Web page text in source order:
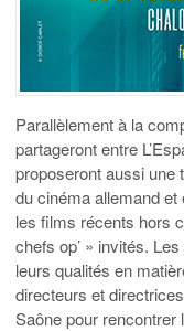
Parallèlement à la
partageront entre
proposeront aussi une
du cinéma allemand
les films récents hors
chefs op’ » invités.
leurs qualités en
directeurs et
Saône pour rencontrer